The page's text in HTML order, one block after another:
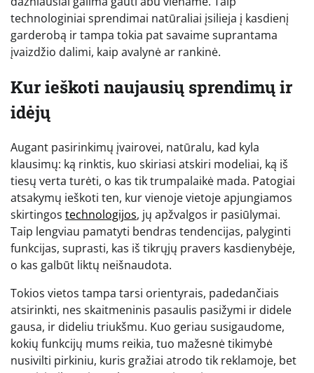
technologiniai sprendimai natūraliai įsilieja į kasdienį
garderobą ir tampa tokia pat savaime suprantama
įvaizdžio dalimi, kaip avalynė ar rankinė.
Kur ieškoti naujausių sprendimų ir
idėjų
Augant pasirinkimų įvairovei, natūralu, kad kyla
klausimų: ką rinktis, kuo skiriasi atskiri modeliai, ką iš
tiesų verta turėti, o kas tik trumpalaikė mada. Patogiai
atsakymų ieškoti ten, kur vienoje vietoje apjungiamos
skirtingos technologijos, jų apžvalgos ir pasiūlymai.
Taip lengviau pamatyti bendras tendencijas, palyginti
funkcijas, suprasti, kas iš tikrųjų pravers kasdienybėje,
o kas galbūt liktų neišnaudota.
Tokios vietos tampa tarsi orientyrais, padedančiais
atsirinkti, nes skaitmeninis pasaulis pasižymi ir didele
gausa, ir dideliu triukšmu. Kuo geriau susigaudome,
kokių funkcijų mums reikia, tuo mažesnė tikimybė
nusivilti pirkiniu, kuris gražiai atrodo tik reklamoje, bet